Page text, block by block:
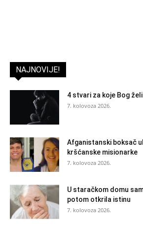
NAJNOVIJE!
4 stvari za koje Bog
7. kolovoza 2026.
Afganistanski boksač
kršćanske misionarke
7. kolovoza 2026.
U staračkom domu
potom otkrila istinu
7. kolovoza 2026.